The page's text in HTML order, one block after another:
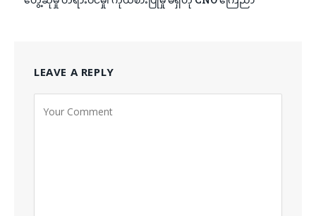
LEAVE A REPLY